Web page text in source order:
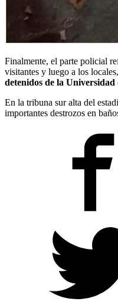
Finalmente, el parte policial
visitantes y luego a los
detenidos de la Universidad
En la tribuna sur alta del
importantes destrozos en